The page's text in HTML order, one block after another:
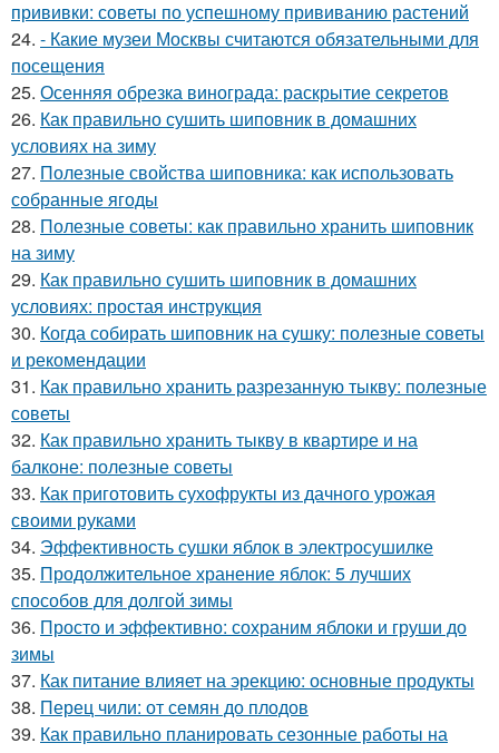
прививки: советы по успешному прививанию растений
24. - Какие музеи Москвы считаются обязательными для
посещения
25. Осенняя обрезка винограда: раскрытие секретов
26. Как правильно сушить шиповник в домашних
условиях на зиму
27. Полезные свойства шиповника: как использовать
собранные ягоды
28. Полезные советы: как правильно хранить шиповник
на зиму
29. Как правильно сушить шиповник в домашних
условиях: простая инструкция
30. Когда собирать шиповник на сушку: полезные советы
и рекомендации
31. Как правильно хранить разрезанную тыкву: полезные
советы
32. Как правильно хранить тыкву в квартире и на
балконе: полезные советы
33. Как приготовить сухофрукты из дачного урожая
своими руками
34. Эффективность сушки яблок в электросушилке
35. Продолжительное хранение яблок: 5 лучших
способов для долгой зимы
36. Просто и эффективно: сохраним яблоки и груши до
зимы
37. Как питание влияет на эрекцию: основные продукты
38. Перец чили: от семян до плодов
39. Как правильно планировать сезонные работы на